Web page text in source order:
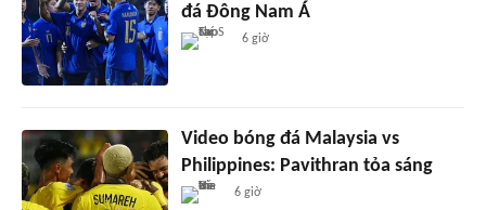
đá Đông Nam Á
6 giờ
Video bóng đá Malaysia vs
Philippines: Pavithran tỏa sáng
6 giờ